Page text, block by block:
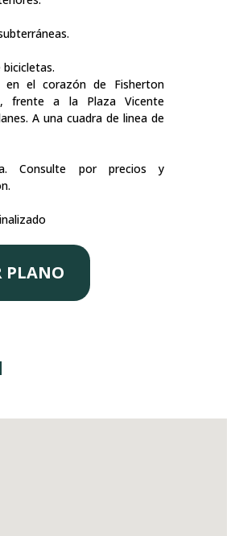
bicicletas.
en el corazón de Fisherton
frente a la Plaza Vicente
A una cuadra de linea de
Consulte por precios y
PLANO